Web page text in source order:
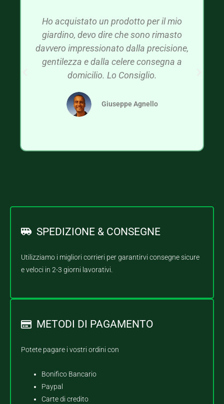
Ho acquistato un prodotto per il mio
giardino, devo dire che sono rimasto
davvero impressionato dalla precisione,
gentilezza e dalla celere consegna a
domicilio. Lo Consiglio.
Giuseppe Agnello
SPEDIZIONE & CONSEGNE
Utilizziamo i migliori corrieri per garantirvi consegne sicure
e veloci in 2-3 giorni lavorativi.
METODI DI PAGAMENTO
Potete pagare i vostri ordini con
Bonifico Bancario
Paypal
Carte di credito